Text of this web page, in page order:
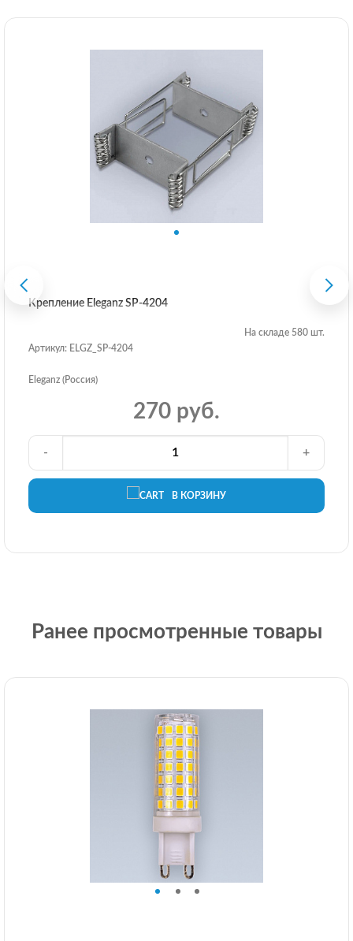
Крепление Eleganz SP-4204
На складе 580 шт.
Артикул: ELGZ_SP-4204
Eleganz (Россия)
270 руб.
В КОРЗИНУ
- +
Ранее просмотренные товары